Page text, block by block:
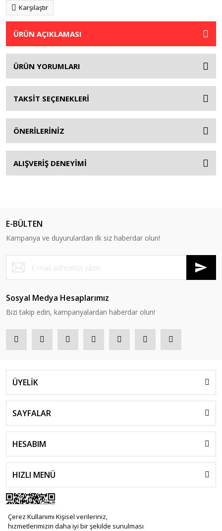
Çerez Kullanımı Kişisel verileriniz,
hizmetlerimizin daha iyi bir şekilde sunulması
Karşılaştır
ÜRÜN AÇIKLAMASI
ÜRÜN YORUMLARI
TAKSİT SEÇENEKLERİ
ÖNERİLERİNİZ
ALIŞVERİŞ DENEYİMİ
E-BÜLTEN
Kampanya ve duyurulardan ilk siz haberdar olun!
Sosyal Medya Hesaplarımız
Bizi takip edin, kampanyalardan haberdar olun!
ÜYELİK
SAYFALAR
HESABIM
HIZLI MENÜ